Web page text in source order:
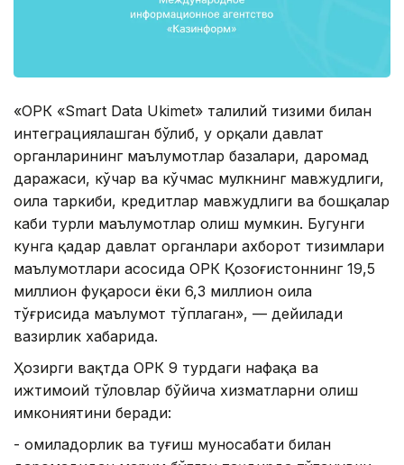
«ОРК «Smart Data Ukimet» таҳлилий тизими билан
интеграциялашган бўлиб, у орқали давлат
органларининг маълумотлар базалари, даромад
даражаси, кўчар ва кўчмас мулкнинг мавжудлиги,
оила таркиби, кредитлар мавжудлиги ва бошқалар
каби турли маълумотлар олиш мумкин. Бугунги
кунга қадар давлат органлари ахборот тизимлари
маълумотлари асосида ОРК Қозоғистоннинг 19,5
миллион фуқароси ёки 6,3 миллион оила
тўғрисида маълумот тўплаган», — дейилади
вазирлик хабарида.
Ҳозирги вақтда ОРК 9 турдаги нафақа ва
ижтимоий тўловлар бўйича хизматларни олиш
имкониятини беради:
- ҳомиладорлик ва туғиш муносабати билан